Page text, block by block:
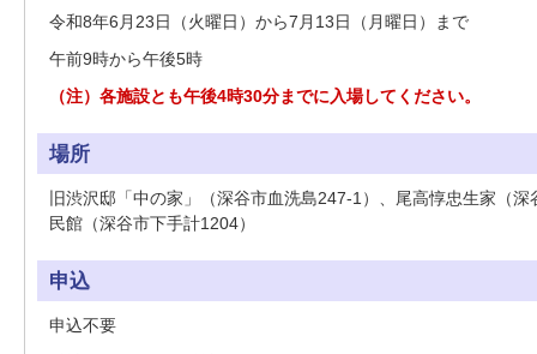
令和8年6月23日（火曜日）から7月13日（月曜日）まで
午前9時から午後5時
（注）各施設とも午後4時30分までに入場してください。
場所
旧渋沢邸「中の家」（深谷市血洗島247-1）、尾高惇忠生家（
民館（深谷市下手計1204）
申込
申込不要